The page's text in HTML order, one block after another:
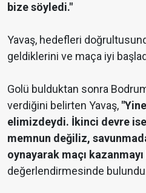
bize söyledi."
Yavaş, hedefleri
geldiklerini ve maça iyi
Golü bulduktan sonra
verdiğini belirten Yavaş,
elimizdeydi. İkinci devre
memnun değiliz,
oynayarak maçı
değerlendirmesinde